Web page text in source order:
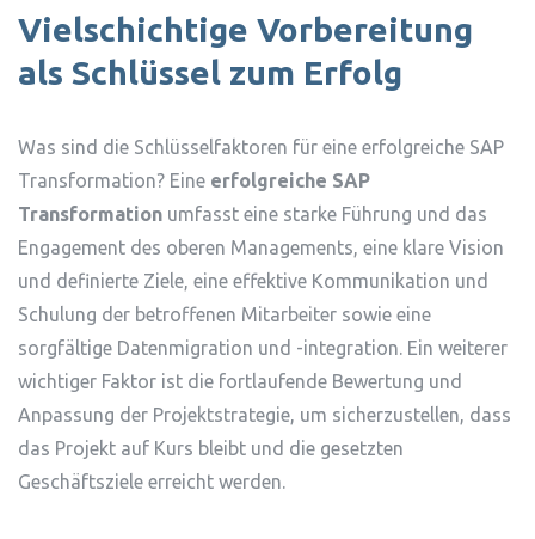
Vielschichtige Vorbereitung
als Schlüssel zum Erfolg
Was sind die Schlüsselfaktoren für eine erfolgreiche SAP
Transformation? Eine erfolgreiche SAP
Transformation umfasst eine starke Führung und das
Engagement des oberen Managements, eine klare Vision
und definierte Ziele, eine effektive Kommunikation und
Schulung der betroffenen Mitarbeiter sowie eine
sorgfältige Datenmigration und -integration. Ein weiterer
wichtiger Faktor ist die fortlaufende Bewertung und
Anpassung der Projektstrategie, um sicherzustellen, dass
das Projekt auf Kurs bleibt und die gesetzten
Geschäftsziele erreicht werden.